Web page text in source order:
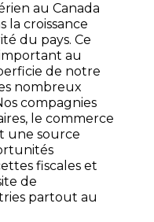
au Canada
la croissance
du pays. Ce
au
de notre
nombreux
compagnies
le commerce
une source
fiscales et
de
partout au